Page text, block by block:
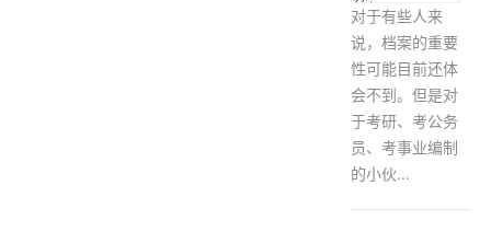
对于有些人来
说，档案的重要
性可能目前还体
会不到。但是对
于考研、考公务
员、考事业编制
的小伙...